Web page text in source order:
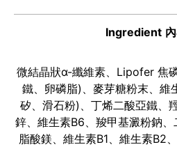
Ingredient
微結晶狀α-纖維素、Lipofer 焦
鐵、卵磷脂)、麥芽糖粉末、維
矽、滑石粉)、丁烯二酸亞鐵、
鋅、維生素B6、羧甲基澱粉鈉
脂酸鎂、維生素B1、維生素B2